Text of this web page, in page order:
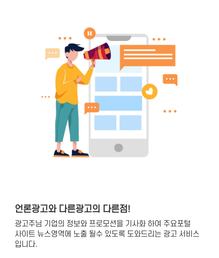
언론광고와 다른광고의 다른점!
광고주님 기업의 정보와 프로모션을 기사화 하여 주요포털
사이트 뉴스영역에 노출 될수 있도록 도와드리는 광고 서비스
입니다.